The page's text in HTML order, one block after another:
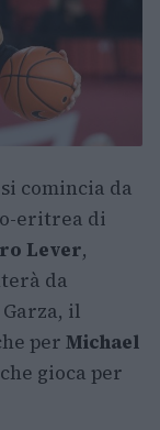
comincia da
eritrea di
Lever,
da
il
per Michael
gioca per